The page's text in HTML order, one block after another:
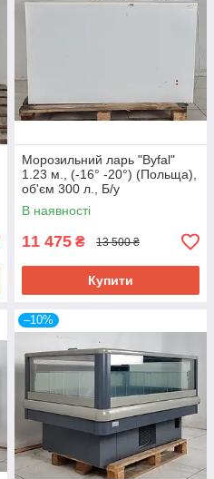
Морозильний ларь "Byfal"
1.23 м., (-16° -20°) (Польща),
об'єм 300 л., Б/у
В наявності
11 475 ₴ 13 500 ₴
Купити
–10%